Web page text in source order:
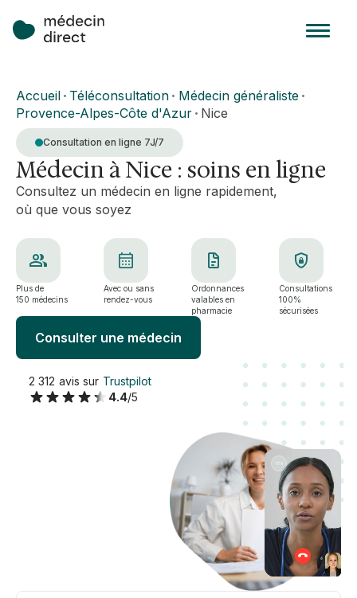
Accueil • Téléconsultation • Médecin généraliste•
Provence-Alpes-Côte d'Azur • Nice
Consultation en ligne 7J/7
Médecin à Nice : soins en ligne
Consultez un médecin en ligne rapidement,
où que vous soyez
Plus de
150 médecins
Avec ou sans
rendez-vous
Ordonnances
valables en
pharmacie
Consultations
100%
sécurisées
Consulter une médecin
2 312 avis sur Trustpilot
4.4/5